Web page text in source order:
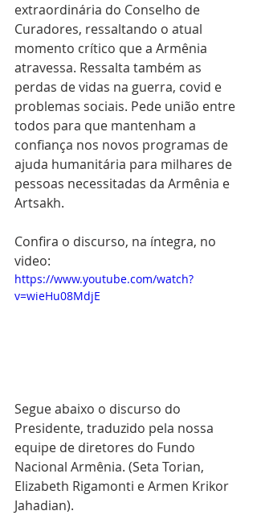
extraordinária do Conselho de
Curadores, ressaltando o atual
momento crítico que a Armênia
atravessa. Ressalta também as
perdas de vidas na guerra, covid e
problemas sociais. Pede união entre
todos para que mantenham a
confiança nos novos programas de
ajuda humanitária para milhares de
pessoas necessitadas da Armênia e
Artsakh.
Confira o discurso, na íntegra, no
video:
https://www.youtube.com/watch?
v=wieHu08MdjE
Segue abaixo o discurso do
Presidente, traduzido pela nossa
equipe de diretores do Fundo
Nacional Armênia. (Seta Torian,
Elizabeth Rigamonti e Armen Krikor
Jahadian).